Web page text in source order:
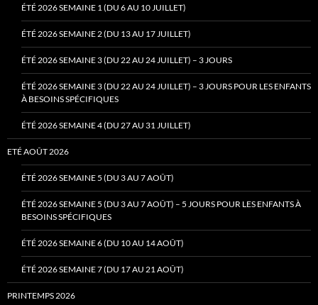
ÉTÉ 2026 SEMAINE 1 (DU 6 AU 10 JUILLET)
ÉTÉ 2026 SEMAINE 2 (DU 13 AU 17 JUILLET)
ÉTÉ 2026 SEMAINE 3 (DU 22 AU 24 JUILLET) – 3 JOURS
ÉTÉ 2026 SEMAINE 3 (DU 22 AU 24 JUILLET) – 3 JOURS POUR LES ENFANTS
À BESOINS SPÉCIFIQUES
ÉTÉ 2026 SEMAINE 4 (DU 27 AU 31 JUILLET)
ETÉ AOÛT 2026
ÉTÉ 2026 SEMAINE 5 (DU 3 AU 7 AOÛT)
ÉTÉ 2026 SEMAINE 5 (DU 3 AU 7 AOÛT) – 5 JOURS POUR LES ENFANTS À
BESOINS SPÉCIFIQUES
ÉTÉ 2026 SEMAINE 6 (DU 10 AU 14 AOÛT)
ÉTÉ 2026 SEMAINE 7 (DU 17 AU 21 AOÛT)
PRINTEMPS 2026